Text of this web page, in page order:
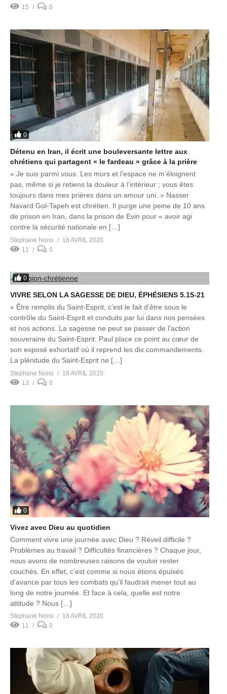
15
0
0
Détenu en Iran, il écrit une bouleversante lettre aux
chrétiens qui partagent « le fardeau » grâce à la prière
« Je suis parmi vous. Les murs et l’espace ne m’éloignent
pas, même si je retiens la douleur à l’intérieur ; vous êtes
toujours dans mes prières dans un amour uni. » Nasser
Navard Gol-Tapeh est chrétien. Il purge une peine de 10 ans
de prison en Iran, dans la prison de Evin pour « avoir agi
contre la sécurité nationale en […]
Stephane Nono
18 AVRIL 2020
11
0
0
VIVRE SELON LA SAGESSE DE DIEU, ÉPHÉSIENS 5.15-21
« Être remplis du Saint-Esprit, c’est le fait d’être sous le
contrôle du Saint-Esprit et conduits par lui dans nos pensées
et nos actions. La sagesse ne peut se passer de l’action
souveraine du Saint-Esprit. Paul place ce point au cœur de
son exposé exhortatif où il reprend les dix commandements.
La plénitude du Saint-Esprit ne […]
Stephane Nono
18 AVRIL 2020
13
0
0
Vivez avec Dieu au quotidien
Comment vivre une journée avec Dieu ? Réveil difficile ?
Problèmes au travail ? Difficultés financières ? Chaque jour,
nous avons de nombreuses raisons de vouloir rester
couchés. En effet, c’est comme si nous étions épuisés
d’avance par tous les combats qu’il faudrait mener tout au
long de notre journée. Et face à cela, quelle est notre
attitude ? Nous […]
Stephane Nono
18 AVRIL 2020
11
0